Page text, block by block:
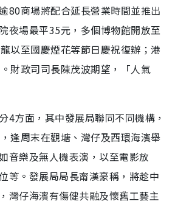
80商場將配合延長營業時間並推出
夜場最平35元，多個博物館開放至
以至國慶煙花等節日慶祝復辦；港
財政司司長陳茂波期望，「人氣
4方面，其中發展局聯同不同機構，
逢周末在觀塘、灣仔及西環海濱舉
音樂及無人機表演，以至電影放
等。發展局局長甯漢豪稱，將趁中
灣仔海濱有傷健共融及懷舊工藝主